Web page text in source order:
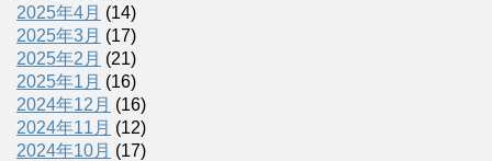
2025年4月 (14)
2025年3月 (17)
2025年2月 (21)
2025年1月 (16)
2024年12月 (16)
2024年11月 (12)
2024年10月 (17)